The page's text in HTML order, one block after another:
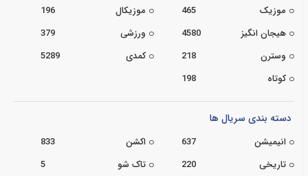
موزیک
465 موزیکال
196
هیجان انگیز
4580 ورزشی
379
وسترن
218 کمدی
5289
کوتاه
198
دسته بندی سریال ها
انیمیشن 637 اکشن
833
تاریخی
220 تاک شو
5